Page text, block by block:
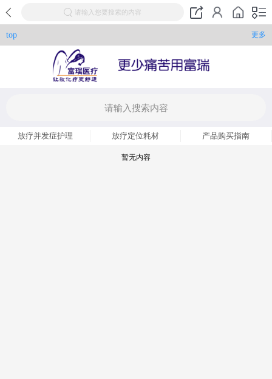
请输入您要搜索的内容
top 更多
放疗并发症护理 放疗定位耗材 产品购买指南
暂无内容